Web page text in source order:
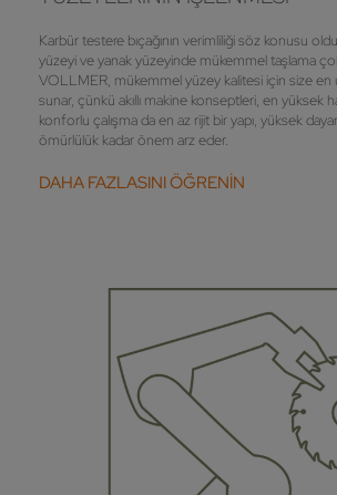
Karbür testere bıçağının verimliliği söz konusu
yüzeyi ve yanak yüzeyinde mükemmel taşlama
VOLLMER, mükemmel yüzey kalitesi için size
sunar, çünkü akıllı makine konseptleri, en yüksek
konforlu çalışma da en az rijit bir yapı, yüksek
ömürlülük kadar önem arz eder.
DAHA FAZLASINI ÖĞRENİN